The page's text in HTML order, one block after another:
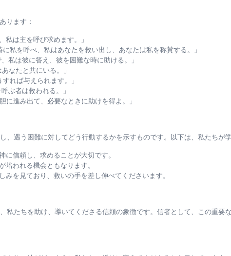
ります：
私は主を呼び求めます。」
私を呼べ、私はあなたを救い出し、あなたは私を称賛する。」
私は彼に答え、彼を困難な時に助ける。」
なたと共にいる。」
れば与えられます。」
ぶ者は救われる。」
に進み出て、必要なときに助けを得よ。」
、遇う困難に対してどう行動するかを示すものです。以下は、私たちが
に信頼し、求めることが大切です。
培われる機会ともなります。
みを見ており、救いの手を差し伸べてくださいます。
私たちを助け、導いてくださる信頼の象徴です。信者として、この重要